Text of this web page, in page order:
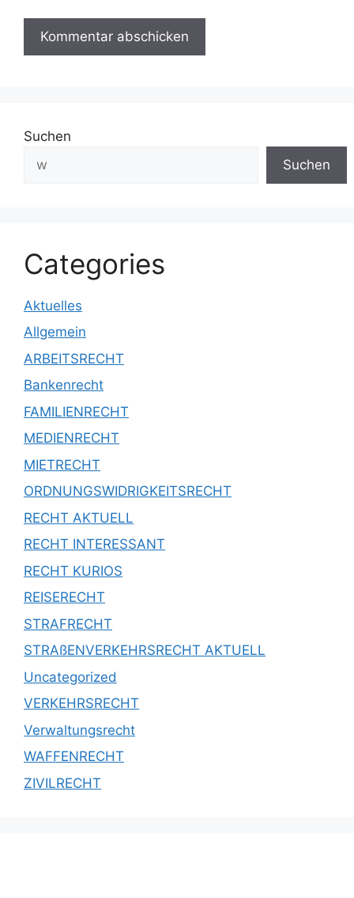
Suchen
Suchen
Categories
Aktuelles
Allgemein
ARBEITSRECHT
Bankenrecht
FAMILIENRECHT
MEDIENRECHT
MIETRECHT
ORDNUNGSWIDRIGKEITSRECHT
RECHT AKTUELL
RECHT INTERESSANT
RECHT KURIOS
REISERECHT
STRAFRECHT
STRAßENVERKEHRSRECHT AKTUELL
Uncategorized
VERKEHRSRECHT
Verwaltungsrecht
WAFFENRECHT
ZIVILRECHT